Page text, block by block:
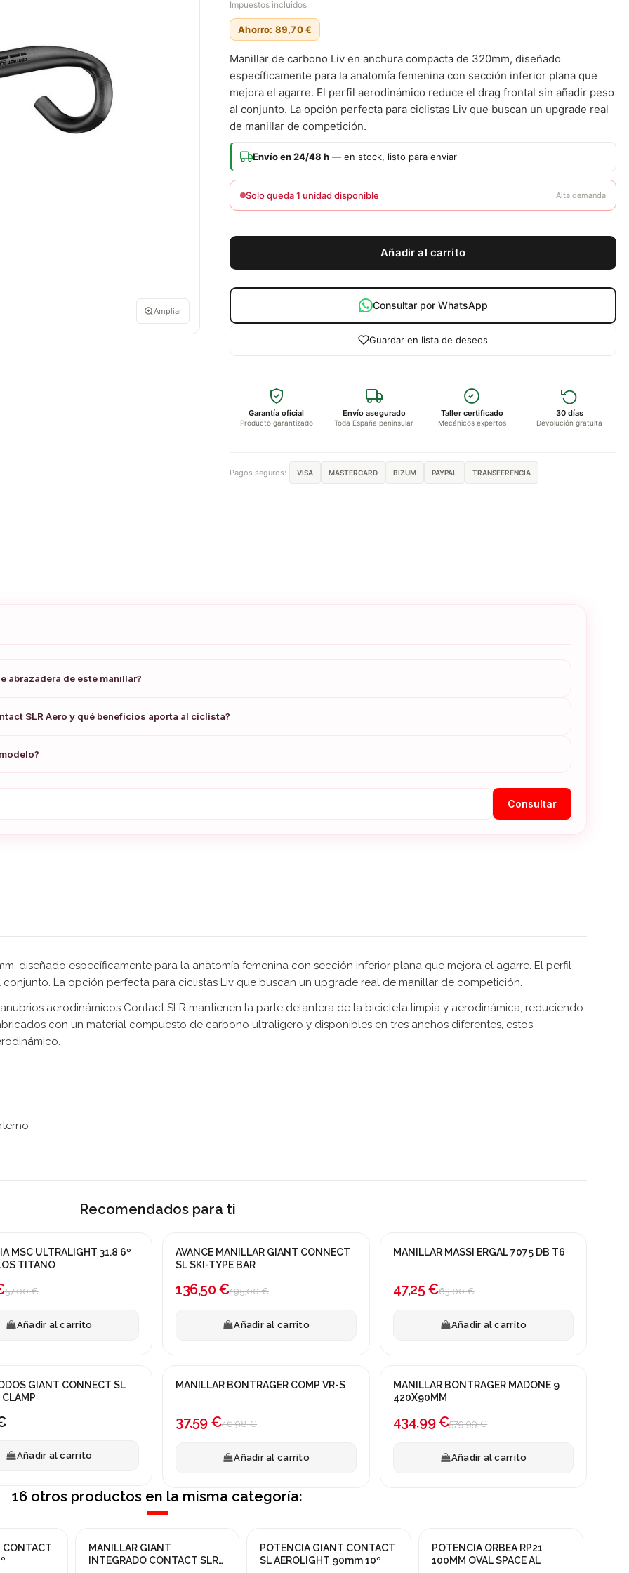
Ampliar
Impuestos incluidos
Ahorro: 89,70 €
Manillar de carbono Liv en anchura compacta de 320mm, diseñado
específicamente para la anatomía femenina con sección inferior plana que
mejora el agarre. El perfil aerodinámico reduce el drag frontal sin añadir peso
al conjunto. La opción perfecta para ciclistas Liv que buscan un upgrade real
de manillar de competición.
Envío en 24/48 h — en stock, listo para enviar
Solo queda 1 unidad disponible Alta demanda
Añadir al carrito
Consultar por WhatsApp
Guardar en lista de deseos
Garantía oficial
Producto garantizado
Envío asegurado
Toda España peninsular
Taller certificado
Mecánicos expertos
30 días
Devolución gratuita
Pagos seguros: VISA MASTERCARD BIZUM PAYPAL TRANSFERENCIA
abrazadera de este manillar?
SLR Aero y qué beneficios aporta al ciclista?
Consultar
diseñado específicamente para la anatomía femenina con sección inferior plana que mejora el agarre. El perfil
La opción perfecta para ciclistas Liv que buscan un upgrade real de manillar de competición.
aerodinámicos Contact SLR mantienen la parte delantera de la bicicleta limpia y aerodinámica, reduciendo
con un material compuesto de carbono ultraligero y disponibles en tres anchos diferentes, estos
Recomendados para ti
MSC ULTRALIGHT 31.8 6º
TITANO
57,00 €
Añadir al carrito
¡En oferta!
AVANCE MANILLAR GIANT CONNECT
SL SKI-TYPE BAR
136,50 €195,00 €
Añadir al carrito
-25%
MANILLAR MASSI ERGAL 7075 DB T6
47,25 €63,00 €
Añadir al carrito
GIANT CONNECT SL
Añadir al carrito
¡En oferta!
MANILLAR BONTRAGER COMP VR-S
37,59 €46,98 €
Añadir al carrito
¡En oferta!
MANILLAR BONTRAGER MADONE 9
420X90MM
434,99 €579,99 €
Añadir al carrito
16 otros productos en la misma categoría:
CONTACT
MANILLAR GIANT
INTEGRADO CONTACT SLR
¡En oferta!
POTENCIA GIANT CONTACT
SL AEROLIGHT 90mm 10º
¡En oferta!
POTENCIA ORBEA RP21
100MM OVAL SPACE AL